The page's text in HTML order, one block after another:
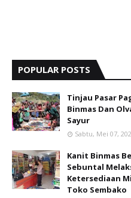
POPULAR POSTS
Tinjau Pasar
Binmas Dan
Sayur
Sabtu, Mei 07,
Kanit Binmas
Sebuntal
Ketersediaan
Toko Sembako